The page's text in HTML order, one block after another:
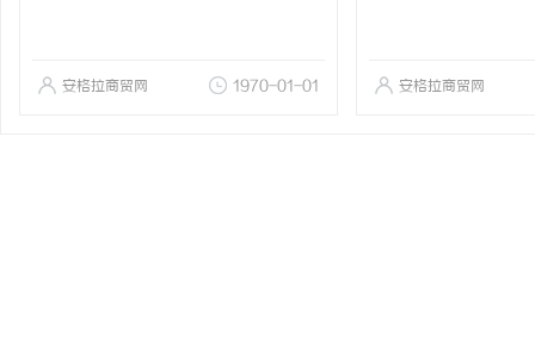
安格拉商贸网 1970-01-01 安格拉商贸网